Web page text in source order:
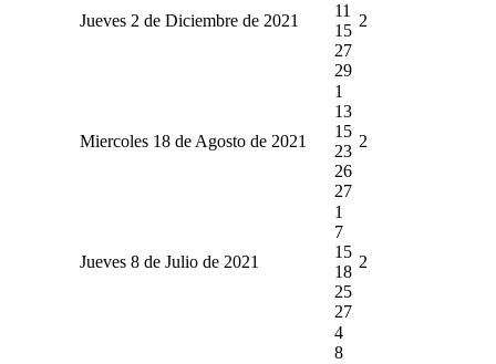
Jueves 2 de Diciembre de 2021
11
15
27
29
2
Miercoles 18 de Agosto de 2021
1
13
15
23
26
27
2
Jueves 8 de Julio de 2021
1
7
15
18
25
27
2
4
8